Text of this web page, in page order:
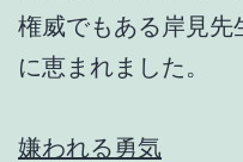
権威でもある岸見先
に恵まれました。
嫌われる勇気